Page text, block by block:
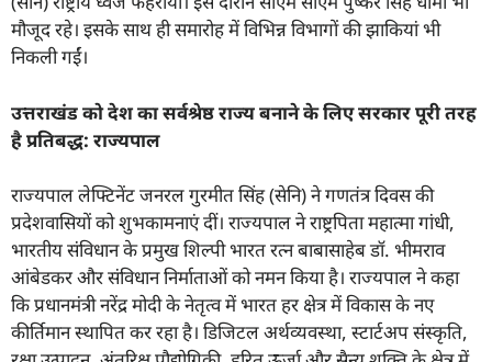
मौजूद रहे। इसके साथ ही समारोह में विभिन्न विभागों की झाकियां भी
निकली गईं।
उत्तराखंड को देश का सर्वश्रेष्ठ राज्य बनाने के लिए सरकार पूरी तरह
है प्रतिबद्ध: राज्यपाल
राज्यपाल लेफ्टिनेंट जनरल गुरमीत सिंह (सेनि) ने गणतंत्र दिवस की
प्रदेशवासियों को शुभकामनाएं दीं। राज्यपाल ने राष्ट्रपिता महात्मा गांधी,
भारतीय संविधान के प्रमुख शिल्पी भारत रत्न बाबासाहेब डॉ. भीमराव
आंबेडकर और संविधान निर्माताओं को नमन किया है। राज्यपाल ने कहा
कि प्रधानमंत्री नरेंद्र मोदी के नेतृत्व में भारत हर क्षेत्र में विकास के नए
कीर्तिमान स्थापित कर रहा है। डिजिटल अर्थव्यवस्था, स्टार्टअप संस्कृति,